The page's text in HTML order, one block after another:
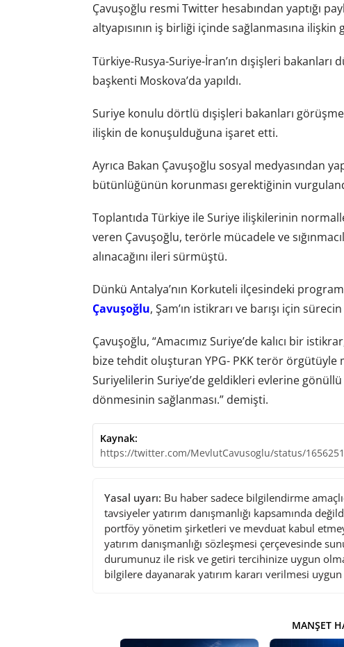
Çavuşoğlu resmi Twitter hesabından yaptığı
altyapısının iş birliği içinde sağlanmasına
Türkiye-Rusya-Suriye-İran’ın dışişleri
başkenti Moskova’da yapıldı.
Suriye konulu dörtlü dışişleri bakanları
ilişkin de konuşulduğuna işaret etti.
Ayrıca Bakan Çavuşoğlu sosyal medyasından
bütünlüğünün korunması gerektiğinin
Toplantıda Türkiye ile Suriye ilişkilerinin
veren Çavuşoğlu, terörle mücadele ve
alınacağını ileri sürmüştü.
Dünkü Antalya’nın Korkuteli ilçesindeki
Çavuşoğlu, Şam’ın istikrarı ve barışı için
Çavuşoğlu, “Amacımız Suriye’de kalıcı bir
bize tehdit oluşturan YPG- PKK terör örgütüyle
Suriyelilerin Suriye’de geldikleri evlerine
dönmesinin sağlanması.” demişti.
Kaynak:
https://twitter.com/MevlutCavusoglu/status/
Yasal uyarı: Bu haber sadece bilgilendirme
tavsiyeler yatırım danışmanlığı kapsamında
portföy yönetim şirketleri ve mevduat kabul
yatırım danışmanlığı sözleşmesi çerçevesinde
durumunuz ile risk ve getiri tercihinize uygun
bilgilere dayanarak yatırım kararı verilmesi
MANŞET